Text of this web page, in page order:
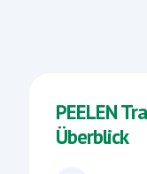
PEELEN
Überblick